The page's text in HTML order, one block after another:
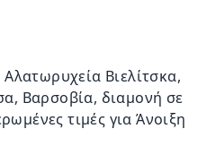
Βιελίτσκα,
Βαρσοβία, διαμονή σε
τιμές για Άνοιξη